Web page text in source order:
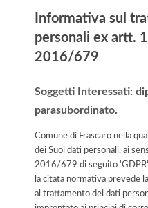
Informativa sul
personali ex artt.
2016/679
Soggetti Interessati:
parasubordinato.
Comune di Frascaro nella
dei Suoi dati personali, ai
2016/679 di seguito
la citata normativa prevede
al trattamento dei dati